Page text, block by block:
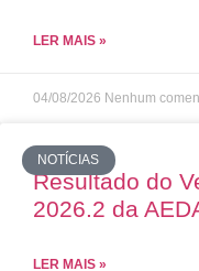
LER MAIS »
04/08/2026 Nenhum
NOTÍCIAS
Resultado do
2026.2 da
LER MAIS »